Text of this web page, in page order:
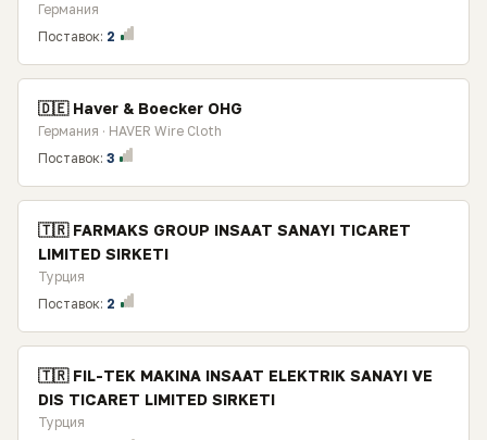
Германия
Поставок: 2
🇩🇪 Haver & Boecker OHG
Германия · HAVER Wire Cloth
Поставок: 3
🇹🇷 FARMAKS GROUP INSAAT SANAYI TICARET
LIMITED SIRKETI
Турция
Поставок: 2
🇹🇷 FIL-TEK MAKINA INSAAT ELEKTRIK SANAYI VE
DIS TICARET LIMITED SIRKETI
Турция